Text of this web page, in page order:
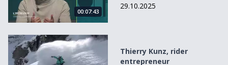
00:07:43
29.10.2025
Thierry Kunz, rider entrepreneur
Thierry Kunz, rider
entrepreneur